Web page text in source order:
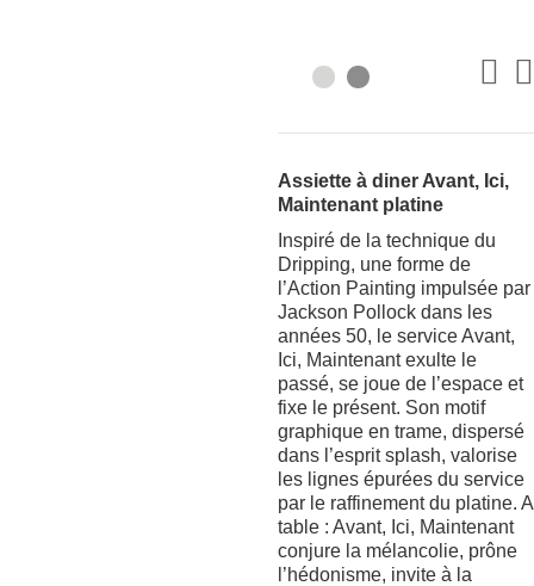
Assiette à diner Avant, Ici,
Maintenant platine
Inspiré de la technique du
Dripping, une forme de
l’Action Painting impulsée par
Jackson Pollock dans les
années 50, le service Avant,
Ici, Maintenant exulte le
passé, se joue de l’espace et
fixe le présent. Son motif
graphique en trame, dispersé
dans l’esprit splash, valorise
les lignes épurées du service
par le raffinement du platine. A
table : Avant, Ici, Maintenant
conjure la mélancolie, prône
l’hédonisme, invite à la